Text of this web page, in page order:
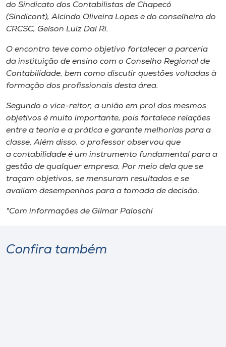
do Sindicato dos Contabilistas de Chapecó
(Sindicont), Alcindo Oliveira Lopes e do conselheiro do
CRCSC, Gelson Luiz Dal Ri.
O encontro teve como objetivo fortalecer a parceria
da instituição de ensino com o Conselho Regional de
Contabilidade, bem como discutir questões voltadas à
formação dos profissionais desta área.
Segundo o vice-reitor, a união em prol dos mesmos
objetivos é muito importante, pois fortalece relações
entre a teoria e a prática e garante melhorias para a
classe. Além disso, o professor observou que
a contabilidade é um instrumento fundamental para a
gestão de qualquer empresa. Por meio dela que se
traçam objetivos, se mensuram resultados e se
avaliam desempenhos para a tomada de decisão.
*Com informações de Gilmar Paloschi
Confira também